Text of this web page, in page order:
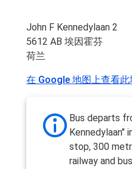
John F Kennedylaan 2
5612 AB 埃因霍芬
荷兰
在 Google 地图上查看此
Bus departs
Kennedylaan"
stop, 300
railway and